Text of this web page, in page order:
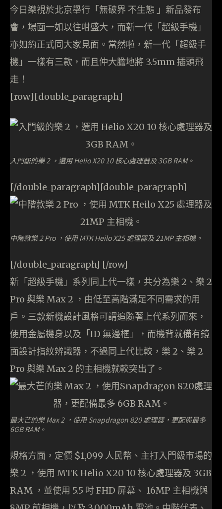
今日樂視於北京舉行「無破界 不生態 ‪」新品發布
會，場面一如以往咁盛大，而新一代「超級手機」
亦如約正式同大家見面。當然啦，新一代「超級手
機」一樣有三款，而且仲大膽地將 3.5mm 插頭飛
走！
[row][double_paragraph]
入門級的樂 2 ，選用 Helio X20 10 核心處理器及 3GB RAM。
[/double_paragraph][double_paragraph]
中階款樂 2 Pro ，使用 MTK Heilo X25 處理器及 21MP 主相機。
[/double_paragraph] [/row]
新「超級手機」系列同上代一樣，共分為樂 2、樂 2
Pro 與樂 Max 2 ，由低至高階滿足不同需求的用
戶。三款新機設計風格可謂追隨著上代系列而來，
使用金屬機身以及「ID 無邊框」，而機背就備有鏡
面設計指紋辨識器，不過同上代比較，樂 2、樂 2
Pro 與樂 Max 2 的主相機就較突出了。
最大芒的樂 Max 2 ，使用 Snapdragon 820 處理器，更配備最多
6GB RAM。
規格方面，定價 $1,099 人民幣、主打入門級市場的
樂 2 ，使用 MTK Helio X20 10 核心處理器及 3GB
RAM ，並使用 5.5 吋 FHD 屏幕、 16MP 主相機與